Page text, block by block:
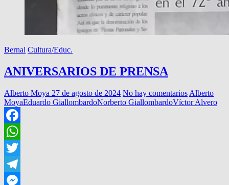
Bernal Cultura/Educ.
ANIVERSARIOS DE PRENSA
Alberto Moya 27 de agosto de 2024 No hay comentarios Alberto
MoyaEduardo GiallombardoNorberto GiallombardoVíctor Alvero
Facebook
WhatsApp
Twitter
Telegram